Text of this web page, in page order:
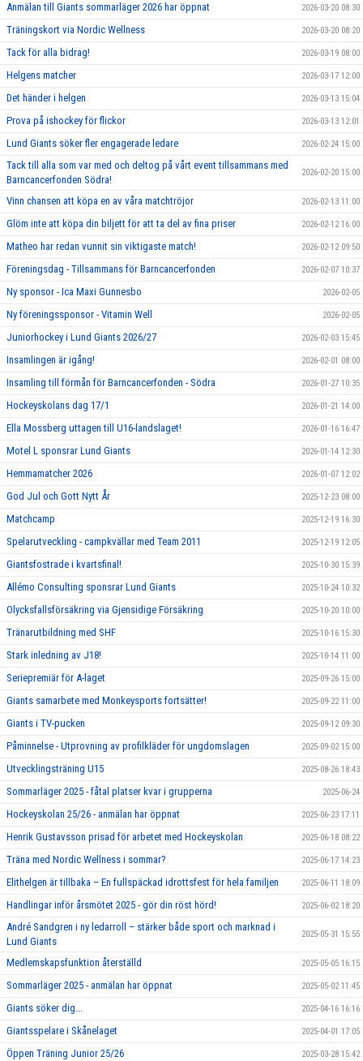
Anmälan till Giants sommarläger 2026 har öppnat 2026-03-20 08:30
Träningskort via Nordic Wellness 2026-03-20 08:20
Tack för alla bidrag! 2026-03-19 08:00
Helgens matcher 2026-03-17 12:00
Det händer i helgen 2026-03-13 15:04
Prova på ishockey för flickor 2026-03-13 12:01
Lund Giants söker fler engagerade ledare 2026-02-24 15:00
Tack till alla som var med och deltog på vårt event tillsammans med
Barncancerfonden Södra!
2026-02-20 15:00
Vinn chansen att köpa en av våra matchtröjor 2026-02-13 11:00
Glöm inte att köpa din biljett för att ta del av fina priser 2026-02-12 16:00
Matheo har redan vunnit sin viktigaste match! 2026-02-12 09:50
Föreningsdag - Tillsammans för Barncancerfonden 2026-02-07 10:37
Ny sponsor - Ica Maxi Gunnesbo 2026-02-05
Ny föreningssponsor - Vitamin Well 2026-02-05
Juniorhockey i Lund Giants 2026/27 2026-02-03 15:45
Insamlingen är igång! 2026-02-01 08:00
Insamling till förmån för Barncancerfonden - Södra 2026-01-27 10:35
Hockeyskolans dag 17/1 2026-01-21 14:00
Ella Mossberg uttagen till U16-landslaget! 2026-01-16 16:47
Motel L sponsrar Lund Giants 2026-01-14 12:30
Hemmamatcher 2026 2026-01-07 12:02
God Jul och Gott Nytt År 2025-12-23 08:00
Matchcamp 2025-12-19 16:30
Spelarutveckling - campkvällar med Team 2011 2025-12-19 12:05
Giantsfostrade i kvartsfinal! 2025-10-30 15:39
Allémo Consulting sponsrar Lund Giants 2025-10-24 10:32
Olycksfallsförsäkring via Gjensidige Försäkring 2025-10-20 10:00
Tränarutbildning med SHF 2025-10-16 15:30
Stark inledning av J18! 2025-10-14 11:00
Seriepremiär för A-laget 2025-09-26 15:00
Giants samarbete med Monkeysports fortsätter! 2025-09-22 11:00
Giants i TV-pucken 2025-09-12 09:30
Påminnelse - Utprovning av profilkläder för ungdomslagen 2025-09-02 15:00
Utvecklingsträning U15 2025-08-26 18:43
Sommarläger 2025 - fåtal platser kvar i grupperna 2025-06-24
Hockeyskolan 25/26 - anmälan har öppnat 2025-06-23 17:11
Henrik Gustavsson prisad för arbetet med Hockeyskolan 2025-06-18 08:22
Träna med Nordic Wellness i sommar? 2025-06-17 14:23
Elithelgen är tillbaka – En fullspäckad idrottsfest för hela familjen 2025-06-11 18:09
Handlingar inför årsmötet 2025 - gör din röst hörd! 2025-06-02 18:20
André Sandgren i ny ledarroll – stärker både sport och marknad i
Lund Giants
2025-05-31 15:55
Medlemskapsfunktion återställd 2025-05-05 16:15
Sommarläger 2025 - anmälan har öppnat 2025-05-02 11:45
Giants söker dig... 2025-04-16 16:16
Giantsspelare i Skånelaget 2025-04-01 17:05
Öppen Träning Junior 25/26 2025-03-28 15:42